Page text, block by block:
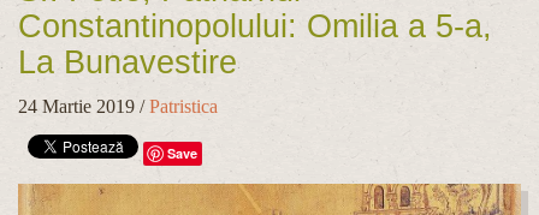
Constantinopolului: Omilia a 5-a,
La Bunavestire
24 Martie 2019 /Patristica
Save